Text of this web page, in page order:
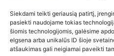
Siekdami teikti geriausią patirtį,
pasiekti naudojame tokias
šiomis technologijomis, galėsime
elgsena arba unikalūs ID šioje
atšaukimas gali neigiamai paveikti
Klinikos
Taisyklės